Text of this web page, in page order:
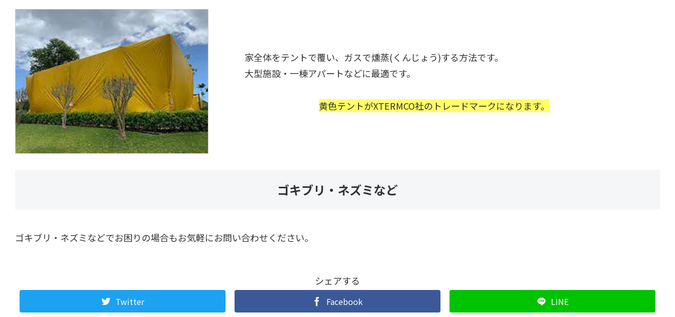
家全体をテントで覆い、ガスで燻蒸(くんじょう)する方法です。
大型施設・一棟アパートなどに最適です。
黄色テントがXTERMCO社の トレードマークになります。
ゴキブリ・ネズミなど
ゴキブリ・ネズミなどでお困りの場合もお気軽にお問い合わせください。
シェアする
Twitter Facebook LINE